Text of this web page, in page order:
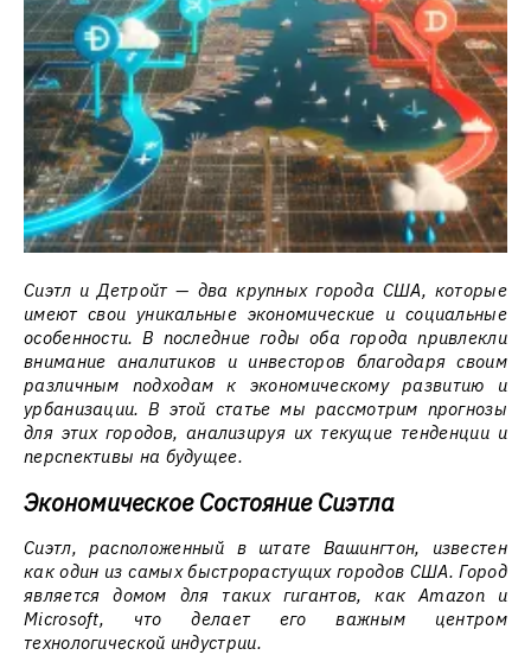
Сиэтл и Детройт — два крупных города США, которые
имеют свои уникальные экономические и социальные
особенности. В последние годы оба города привлекли
внимание аналитиков и инвесторов благодаря своим
различным подходам к экономическому развитию и
урбанизации. В этой статье мы рассмотрим прогнозы
для этих городов, анализируя их текущие тенденции и
перспективы на будущее.
Экономическое Состояние Сиэтла
Сиэтл, расположенный в штате Вашингтон, известен
как один из самых быстрорастущих городов США. Город
является домом для таких гигантов, как Amazon и
Microsoft, что делает его важным центром
технологической индустрии.